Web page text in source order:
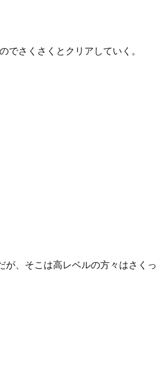
さくさくとクリアしていく。
、そこは高レベルの方々はさくっ